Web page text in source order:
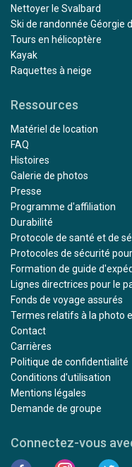
Nettoyer le Svalbard
Ski de randonnée Géorgie
Tours en hélicoptère
Kayak
Raquettes à neige
Ressources
Matériel de location
FAQ
Histoires
Galerie de photos
Presse
Programme d'affiliation
Durabilité
Protocole de santé et de
Protocoles de sécurité
Formation de guide
Lignes directrices pour le
Fonds de voyage assurés
Termes relatifs à la photo
Contact
Carrières
Politique de confidentialité
Conditions d'utilisation
Mentions légales
Demande de groupe
Connectez-vous